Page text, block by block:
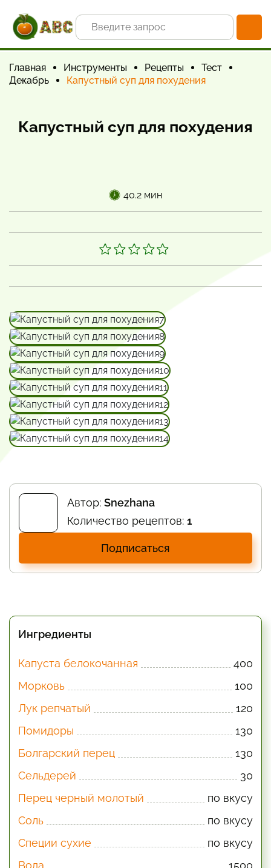
Главная Инструменты Рецепты
Тест
Декабрь
Капустный суп для похудения
Капустный суп для похудения
40.2 мин
Автор: Snezhana
Количество рецептов: 1
Подписаться
Ингредиенты
Капуста белокочанная
400
Морковь
100
Лук репчатый
120
Помидоры
130
Болгарский перец
130
Сельдерей
30
Перец черный молотый
по вкусу
Соль
по вкусу
Специи сухие
по вкусу
Вода
1500